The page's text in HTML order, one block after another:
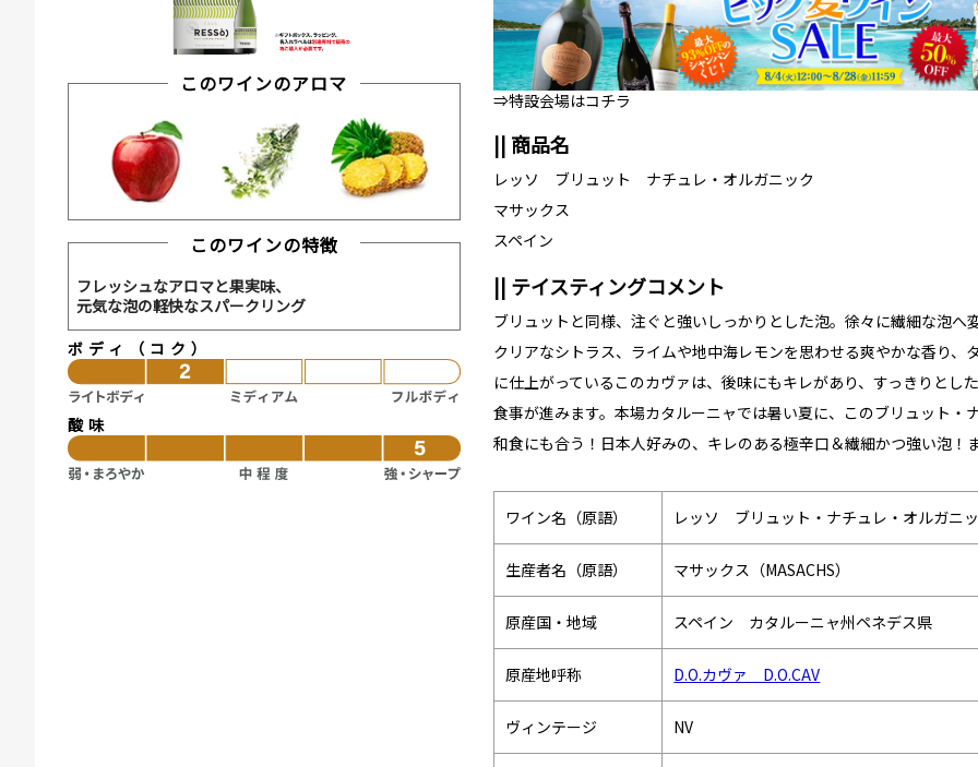
このワインのアロマ
このワインの特徴
フレッシュなアロマと果実味、
元気な泡の軽快なスパークリング
ボディ（コク）
酸味
⇒特設会場はコチラ
|| 商品名
レッソ ブリュット ナチュレ・オルガニック
マサックス
スペイン
|| テイスティングコメント
ブリュットと同様、注ぐと強いしっかりとした泡。徐々に繊細な泡へ
クリアなシトラス、ライムや地中海レモンを思わせる爽やかな香り
に仕上がっているこのカヴァは、後味にもキレがあり、すっきりと
食事が進みます。本場カタルーニャでは暑い夏に、このブリュット・
和食にも合う！日本人好みの、キレのある極辛口＆繊細かつ強い泡！
ワイン名（原語） レッソ ブリュット・ナチュレ・オルガニッ
生産者名（原語） マサックス（MASACHS）
原産国・地域 スペイン カタルーニャ州ペネデス県
原産地呼称 D.O.カヴァ D.O.CAV
ヴィンテージ NV